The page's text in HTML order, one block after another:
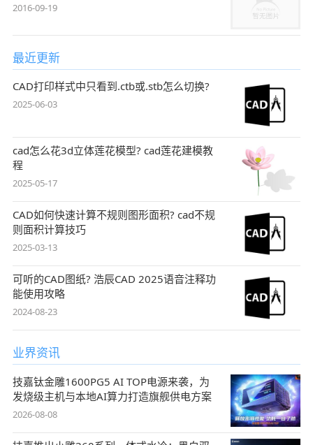
2016-09-19
最近更新
CAD打印样式中只看到.ctb或.stb怎么切换?
2025-06-03
cad怎么花3d立体莲花模型? cad莲花建模教
程
2025-05-17
CAD如何快速计算不规则图形面积? cad不规
则面积计算技巧
2025-03-13
可听的CAD图纸? 浩辰CAD 2025语音注释功
能使用攻略
2024-08-23
业界资讯
技嘉钛金雕1600PG5 AI TOP电源来袭，为
发烧级主机与本地AI算力打造旗舰供电方案
2026-08-08